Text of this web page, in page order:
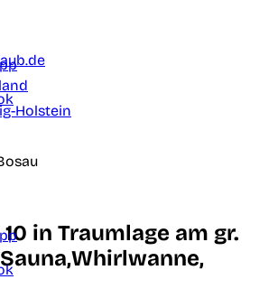
Holstein
in Traumlage am gr.